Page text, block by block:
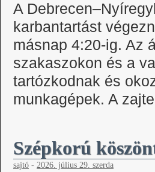
A
karbantartást
másnap 4:20-ig. Az
szakaszokon és a
tartózkodnak és
munkagépek. A
Szépkorú
sajtó - 2026. július 29. szerda